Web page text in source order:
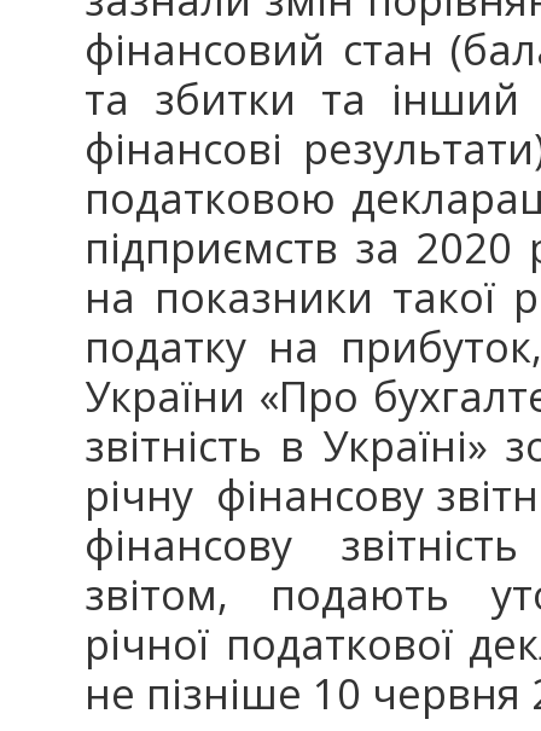
фінансовий стан
та збитки та інший
фінансові
податковою
підприємств за 2020
на показники такої
податку на
України «Про
звітність в
річну фінансову
фінансову
звітом, подають
річної податкової
не пізніше 10 червня